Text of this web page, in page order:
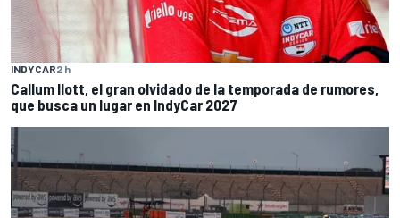
INDYCAR2 h
Callum Ilott, el gran olvidado de la temporada de rumores,
que busca un lugar en IndyCar 2027